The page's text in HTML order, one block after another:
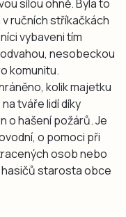
sílou ohně. Byla to
ručních stříkačkách
vybaveni tím
nesobeckou
komunitu.
kolik majetku
tváře lidí díky
o hašení požárů. Je
o pomoci při
osob nebo
hasičů starosta obce